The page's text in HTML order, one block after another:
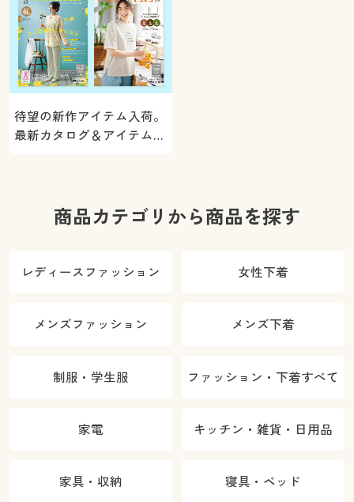
待望の新作アイテム入荷。
最新カタログ＆アイテムを
商品カテゴリから商品を探す
レディースファッション 女性下着
メンズファッション メンズ下着
制服・学生服 ファッション・下着すべて
家電 キッチン・雑貨・日用品
家具・収納 寝具・ベッド